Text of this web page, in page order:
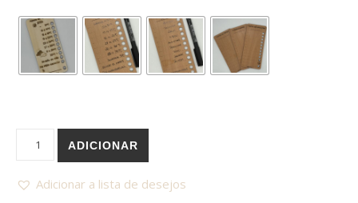
Quantidade de Placa para a Manta do Tempo / Manta das
ADICIONAR
Adicionar a lista de desejos